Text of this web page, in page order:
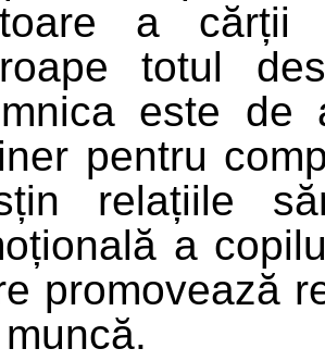
a cărții
totul
este de
pentru
relațiile
a
promovează